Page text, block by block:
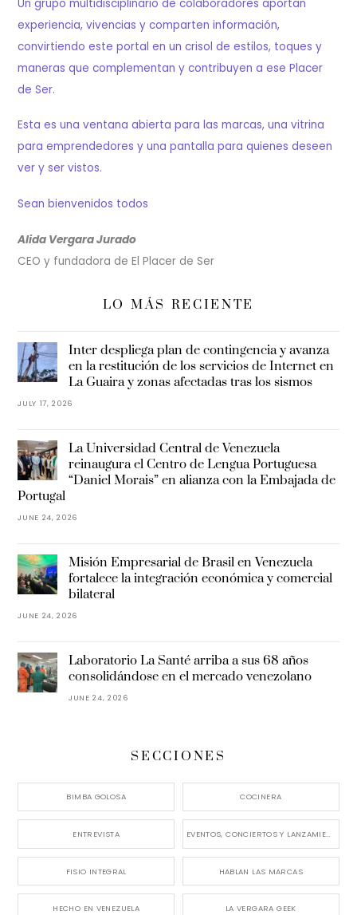
Un grupo multidisciplinario de colaboradores aportan
experiencia, vivencias y comparten información,
convirtiendo este portal en un crisol de estilos, toques y
maneras que complementan y contribuyen a ese Placer
de Ser.
Esta es una ventana abierta para las marcas, una vitrina
para emprendedores y una pantalla para quienes deseen
ver y ser vistos.
Sean bienvenidos todos
Alida Vergara Jurado
CEO y fundadora de El Placer de Ser
LO MÁS RECIENTE
Inter despliega plan de contingencia y avanza
en la restitución de los servicios de Internet en
La Guaira y zonas afectadas tras los sismos
JULY 17, 2026
La Universidad Central de Venezuela
reinaugura el Centro de Lengua Portuguesa
“Daniel Morais” en alianza con la Embajada de
Portugal
JUNE 24, 2026
Misión Empresarial de Brasil en Venezuela
fortalece la integración económica y comercial
bilateral
JUNE 24, 2026
Laboratorio La Santé arriba a sus 68 años
consolidándose en el mercado venezolano
JUNE 24, 2026
SECCIONES
BIMBA GOLOSA COCINERA
ENTREVISTA EVENTOS, CONCIERTOS Y LANZAMIENTOS
FISIO INTEGRAL HABLAN LAS MARCAS
HECHO EN VENEZUELA LA VERGARA GEEK